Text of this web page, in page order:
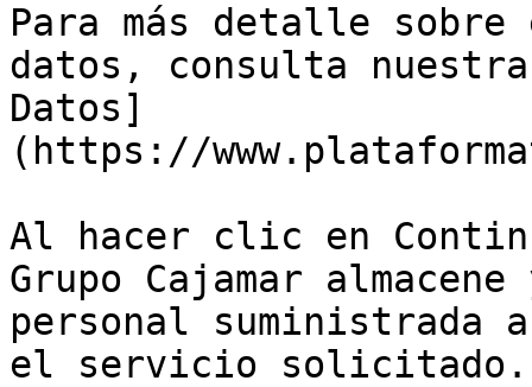
Para más detalle
datos, consulta
Datos]
(https://
Al hacer clic en
Grupo Cajamar
personal suministrada
el servicio solicitado.